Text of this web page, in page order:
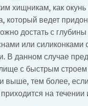
хищникам, как
который ведет
достать с глубины
или силиконками
В данном случае
с быстрым строем
выше, тем более, если
на течении